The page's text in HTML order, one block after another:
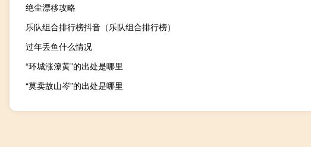
绝尘漂移攻略
乐队组合排行榜抖音（乐队组合排行榜）
过年丢鱼什么情况
“环城涨潦黄”的出处是哪里
“莫卖故山岑”的出处是哪里